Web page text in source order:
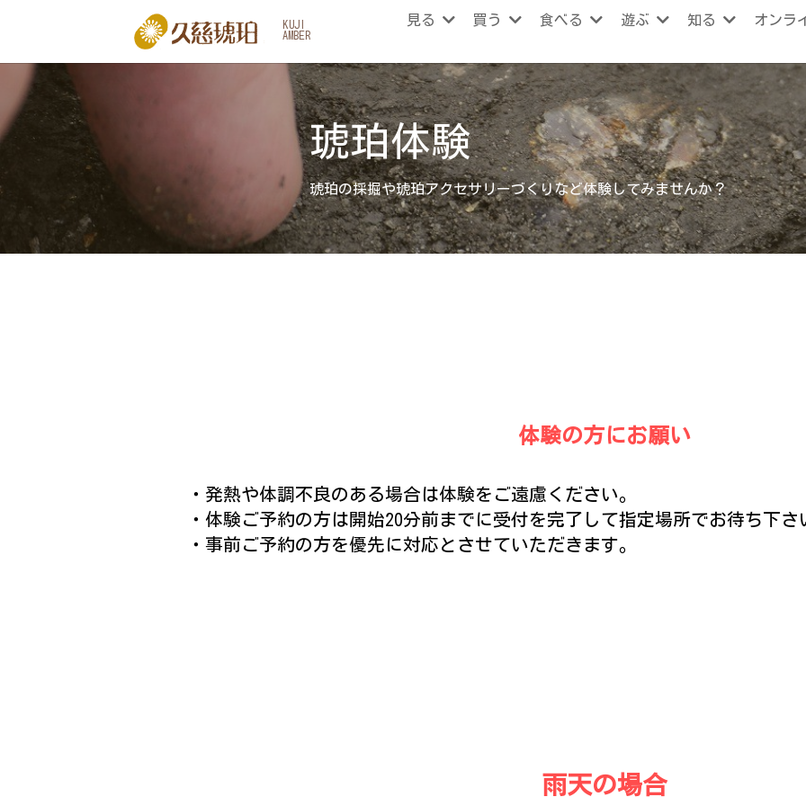
KUJI
AMBER
見る 買う 食べる 遊ぶ 知る オンラ
琥珀体験
琥珀の採掘や琥珀アクセサリーづくりなど体験してみませんか？
体験の方にお願い
・発熱や体調不良のある場合は体験をご遠慮ください。
・体験ご予約の方は開始20分前までに受付を完了して指定場所でお待ち下さ
・ 事前ご予約の方を優先に対応とさせていただきます。
雨天の場合